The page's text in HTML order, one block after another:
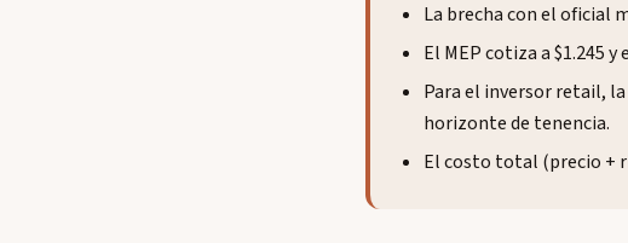
La brecha con el oficial
El MEP cotiza a $1.245 y
Para el inversor retail,
horizonte de tenencia.
El costo total (precio +